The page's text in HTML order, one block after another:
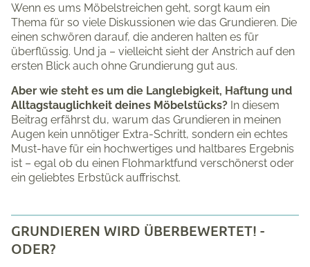
Wenn es ums Möbelstreichen geht, sorgt kaum ein
Thema für so viele Diskussionen wie das Grundieren. Die
einen schwören darauf, die anderen halten es für
überflüssig. Und ja – vielleicht sieht der Anstrich auf den
ersten Blick auch ohne Grundierung gut aus.
Aber wie steht es um die Langlebigkeit, Haftung und
Alltagstauglichkeit deines Möbelstücks? In diesem
Beitrag erfährst du, warum das Grundieren in meinen
Augen kein unnötiger Extra-Schritt, sondern ein echtes
Must-have für ein hochwertiges und haltbares Ergebnis
ist – egal ob du einen Flohmarktfund verschönerst oder
ein geliebtes Erbstück auffrischst.
GRUNDIEREN WIRD ÜBERBEWERTET! -
ODER?